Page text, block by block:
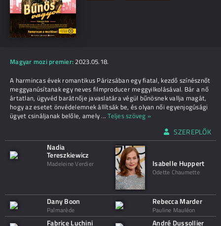
Magyar mozi premier: 2023.05.18.
A harmincas évek romantikus Párizsában egy fiatal, kezdő színésznőt
meggyanúsítanak egy neves filmproducer meggyilkolásával. Bár a nő
ártatlan, ügyvéd barátnője javaslatára végül bűnösnek vallja magát,
hogy az esetet önvédelemnek állítsák be, és olyan női egyenjogúsági
ügyet csináljanak belőle, amely... Teljes szöveg »
SZEREPLŐK
Nadia
Tereszkiewicz
Madeleine Verdier Isabelle Huppert
Odette Chaumette
Dany Boon
Palmarède
Rebecca Marder
Pauline Mauléon
Fabrice Luchini André Dussollier